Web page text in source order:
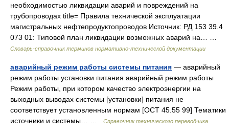
необходимостью ликвидации аварий и повреждений на
трубопроводах title= Правила технической эксплуатации
магистральных нефтепродуктопроводов Источник: РД 153 39.4
073 01: Типовой план ликвидации возможных аварий на… …
Словарь-справочник терминов нормативно-технической документации
аварийный режим работы системы питания — аварийный
режим работы установки питания аварийный режим работы
Режим работы, при котором качество электроэнергии на
выходных выводах системы [установки] питания не
соответствует установленным нормам [ОСТ 45.55 99] Тематики
источники и системы… …
Справочник технического переводчика